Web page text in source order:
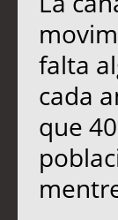
falta
cada
que